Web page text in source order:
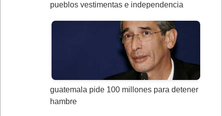
pueblos vestimentas e independencia
guatemala pide 100 millones para detener
hambre